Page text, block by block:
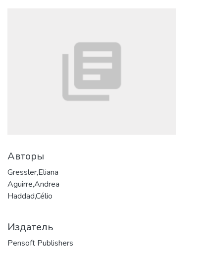
Авторы
Gressler,Eliana
Aguirre,Andrea
Haddad,Célio
Издатель
Pensoft Publishers